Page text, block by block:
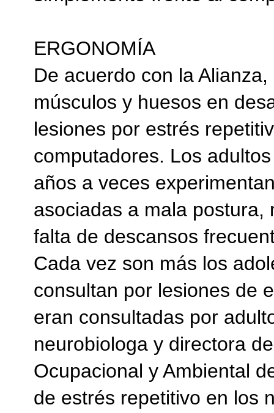
ERGONOMÍA
De acuerdo con la
músculos y huesos en
lesiones por estrés
computadores. Los
años a veces
asociadas a mala
falta de descansos
Cada vez son más los
consultan por lesiones de
eran consultadas por
neurobiologa y directora
Ocupacional y Ambiental
de estrés repetitivo en los